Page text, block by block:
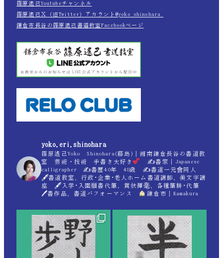
篠原遙己Youtubeチャンネル
篠原遙己Ｘ（旧Twitter）アカウント@yoko_shinohara_
鎌倉市長谷の篠原遙己書道教室Facebookページ
yoko.eri.shinohara
篠原遙己Yoko Shinohara(藤島)｜湘南鎌倉長谷の書道教
室 芸術・技術 手書き大好き
✍書家｜Japanese
calligrapher ✍書歴40年 48歳 ✍書道一元會同人
🖋書道教室、行政･企業･老人ホーム書道講師、美文字講
座 🖋入学･入園願書代筆、賞状揮毫、各種筆耕･代筆
🖊書作品、書道パフォーマンス
鎌倉市｜Kamakura